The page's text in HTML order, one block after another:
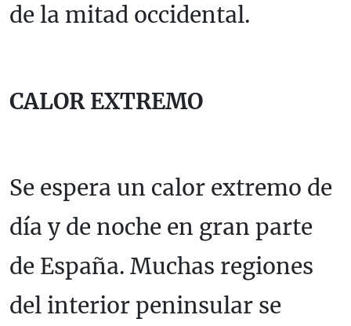
de la mitad occidental.
CALOR EXTREMO
Se espera un calor extremo de
día y de noche en gran parte
de España. Muchas regiones
del interior peninsular se